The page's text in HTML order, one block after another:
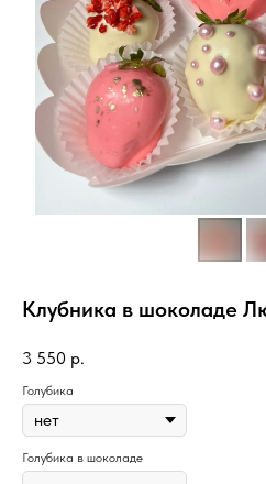
Клубника в шоколаде
3 550 р.
Голубика
Голубика в шоколаде